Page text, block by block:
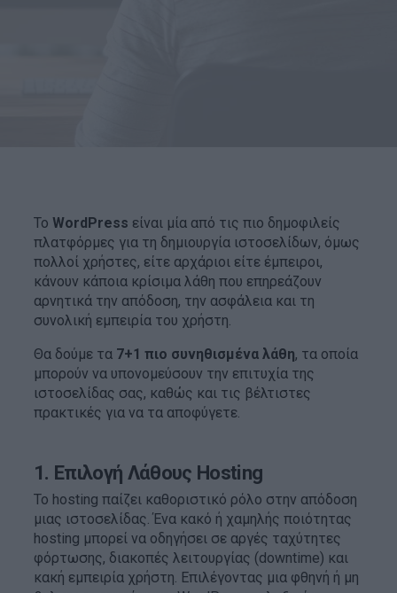
Το WordPress είναι μία από τις πιο δημοφιλείς
πλατφόρμες για τη δημιουργία ιστοσελίδων, όμως
πολλοί χρήστες, είτε αρχάριοι είτε έμπειροι,
κάνουν κάποια κρίσιμα λάθη που επηρεάζουν
αρνητικά την απόδοση, την ασφάλεια και τη
συνολική εμπειρία του χρήστη.
Θα δούμε τα 7+1 πιο συνηθισμένα λάθη, τα οποία
μπορούν να υπονομεύσουν την επιτυχία της
ιστοσελίδας σας, καθώς και τις βέλτιστες
πρακτικές για να τα αποφύγετε.
1. Επιλογή Λάθους Hosting
Το hosting παίζει καθοριστικό ρόλο στην απόδοση
μιας ιστοσελίδας. Ένα κακό ή χαμηλής ποιότητας
hosting μπορεί να οδηγήσει σε αργές ταχύτητες
φόρτωσης, διακοπές λειτουργίας (downtime) και
κακή εμπειρία χρήστη. Επιλέγοντας μια φθηνή ή μη